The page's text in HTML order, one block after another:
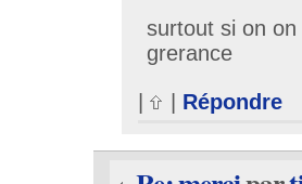
surtout si on
grerance
Répondre